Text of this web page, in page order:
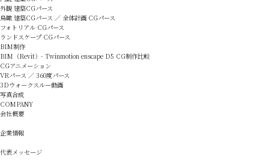
外観 建築CGパース
鳥瞰 建築CGパース ／ 全体計画 CGパース
フォトリアル CGパース
ランドスケープ CGパース
BIM制作
BIM（Revit）- Twinmotion enscape D5 CG制作比較
CGアニメーション
VRパース ／ 360度パース
3Dウォークスルー動画
写真合成
COMPANY
会社概要
企業情報
代表メッセージ